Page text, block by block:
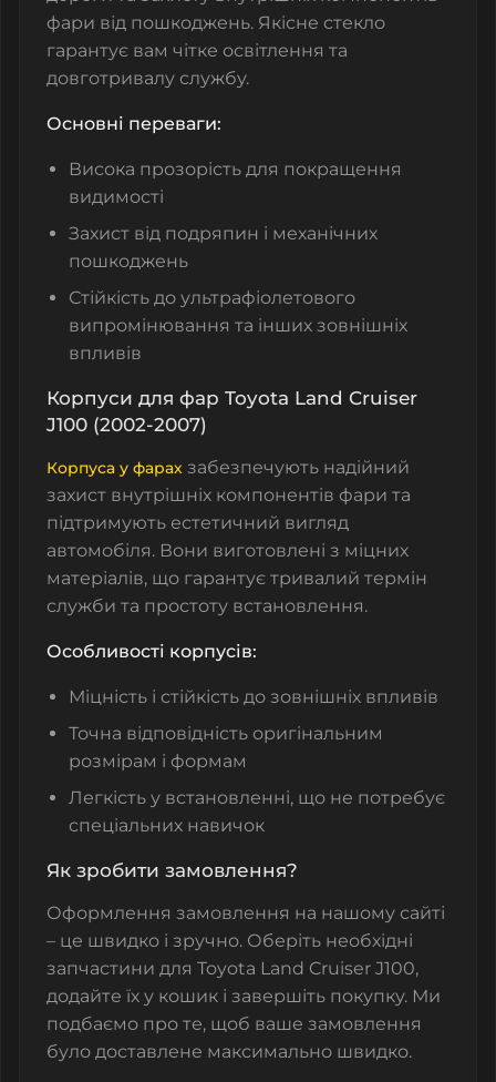
фари від пошкоджень. Якісне стекло
гарантує вам чітке освітлення та
довготривалу службу.
Основні переваги:
Висока прозорість для покращення
видимості
Захист від подряпин і механічних
пошкоджень
Стійкість до ультрафіолетового
випромінювання та інших зовнішніх
впливів
Корпуси для фар Toyota Land Cruiser
J100 (2002-2007)
Корпуса у фарах забезпечують надійний
захист внутрішніх компонентів фари та
підтримують естетичний вигляд
автомобіля. Вони виготовлені з міцних
матеріалів, що гарантує тривалий термін
служби та простоту встановлення.
Особливості корпусів:
Міцність і стійкість до зовнішніх впливів
Точна відповідність оригінальним
розмірам і формам
Легкість у встановленні, що не потребує
спеціальних навичок
Як зробити замовлення?
Оформлення замовлення на нашому сайті
– це швидко і зручно. Оберіть необхідні
запчастини для Toyota Land Cruiser J100,
додайте їх у кошик і завершіть покупку. Ми
подбаємо про те, щоб ваше замовлення
було доставлене максимально швидко.